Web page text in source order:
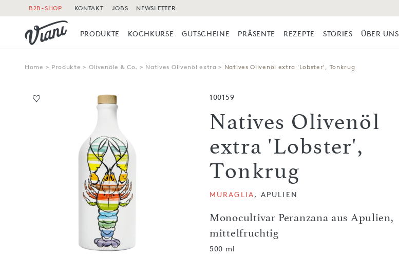
B2B-SHOP KONTAKT JOBS NEWSLETTER
PRODUKTE KOCHKURSE GUTSCHEINE PRÄSENTE REZEPTE STORIES ÜBER UNS
Home > Produkte > Olivenöle & Co. > Natives Olivenöl extra > Natives Olivenöl extra 'Lobster', Tonkrug
100159
Natives Olivenöl
extra 'Lobster',
Tonkrug
Monocultivar Peranzana aus Apulien,
mittelfruchtig
MURAGLIA, APULIEN
500 ml